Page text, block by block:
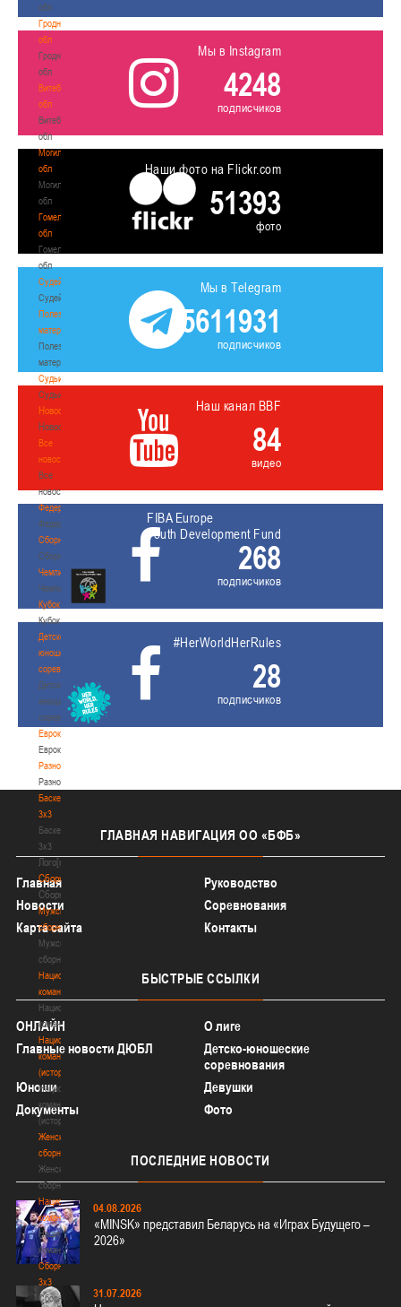
обл
Гродненская
обл
Гродненская
обл
Витебская
обл
Витебская
обл
Могилевская
обл
Могилевская
обл
Гомельская
обл
Гомельская
обл
Судейство
Судейство
Полезные
материалы
Полезные
материалы
Судьи
Судьи
Новости
Новости
Все
новости
Все
новости
Федерация
Федерация
Сборные
Сборные
Чемпионат
Чемпионат
Кубок
Кубок
Детско-
юношеские
соревнования
Детско-
юношеские
соревнования
Еврокубки
Еврокубки
Разное
Разное
Баскетбол
3х3
Баскетбол
3х3
Лого[modid=121]
Сборные
Сборные
Мужские
сборные
Мужские
сборные
Национальная
команда
Национальная
команда
Национальная
команда
(история)
Национальная
команда
(история)
Женские
сборные
Женские
сборные
Национальная
команда
Национальная
команда
Сборные
3х3
Сборные
Мы в Instagram
4248
подписчиков
Наши фото на Flickr.com
51393
фото
Мы в Telegram
5611931
подписчиков
Наш канал BBF
84
видео
FIBA Europe
Youth Development Fund
268
подписчиков
#HerWorldHerRules
28
подписчиков
ГЛАВНАЯ НАВИГАЦИЯ ОО «БФБ»
Главная
Руководство
Новости
Соревнования
Карта сайта
Контакты
БЫСТРЫЕ ССЫЛКИ
ОНЛАЙН
О лиге
Главные новости ДЮБЛ
Детско-юношеские
соревнования
Юноши
Девушки
Документы
Фото
ПОСЛЕДНИЕ НОВОСТИ
04.08.2026
«MINSK» представил Беларусь на «Играх Будущего –
2026»
31.07.2026